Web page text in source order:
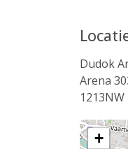
Dudok
Arena
1213NW
+